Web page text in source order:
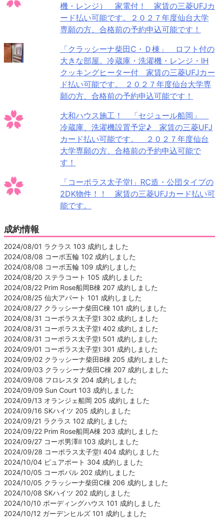
機・レンジ） 家電付！ 家賃の三菱UFJカ
ード払い可能です。２０２７年度仙台大学
専願の方、合格前の予約申込可能です！
「クラッシーナ柴田C・Ｄ棟」 ロフト付の
大きな部屋。冷蔵庫・洗濯機・レンジ・IH
クッキングヒーター付 家賃の三菱UFJカー
ド払い可能です。 ２０２７年度仙台大学専
願の方、合格前の予約申込可能です！
大和ハウス施工！ 「セジュール船岡」
冷蔵庫、洗濯機設置予定♪ 家賃の三菱UFJ
カード払い可能です。 ２０２７年度仙台
大学専願の方、合格前の予約申込可能で
す！
「コーポラス太子堂Ⅰ」RC造・公団タイプの
2DK物件！！ 家賃の三菱UFJカード払い可
能です。
成約情報
2024/08/01 ラクラス 103 成約しました
2024/08/08 コーポ五輪 102 成約しました
2024/08/08 コーポ五輪 109 成約しました
2024/08/20 ステラコート 105 成約しました
2024/08/22 Prim Rose船岡B棟 207 成約しました
2024/08/25 仙大アパート 101 成約しました
2024/08/27 クラッシーナ柴田C棟 101 成約しました
2024/08/31 コーポラス太子堂Ⅰ 302 成約しました
2024/08/31 コーポラス太子堂Ⅰ 402 成約しました
2024/08/31 コーポラス太子堂Ⅰ 501 成約しました
2024/09/01 コーポラス太子堂Ⅰ 301 成約しました
2024/09/02 クラッシーナ柴田B棟 205 成約しました
2024/09/03 クラッシーナ柴田C棟 207 成約しました
2024/09/08 フロレスタ 204 成約しました
2024/09/09 Sun Court 103 成約しました
2024/09/13 オランジェ船岡 205 成約しました
2024/09/16 SKハイツ 205 成約しました
2024/09/21 ラクラス 102 成約しました
2024/09/22 Prim Rose船岡A棟 203 成約しました
2024/09/27 コーポ男澤Ⅱ 103 成約しました
2024/09/28 コーポラス太子堂Ⅰ 404 成約しました
2024/10/04 ピュアポート 304 成約しました
2024/10/05 コーポパル 202 成約しました
2024/10/05 クラッシーナ柴田C棟 206 成約しました
2024/10/08 SKハイツ 202 成約しました
2024/10/10 ボーディングハウス 101 成約しました
2024/10/12 ガーデンヒルズ 101 成約しました